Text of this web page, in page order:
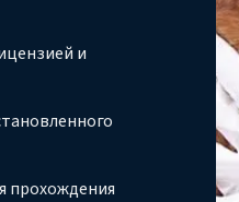
и
прохождения